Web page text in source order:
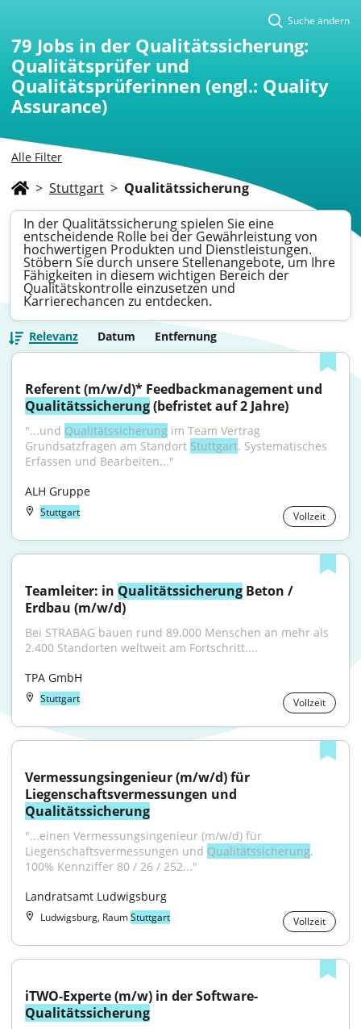
Alle Filter
Suche ändern
79 Jobs in der Qualitätssicherung:
Qualitätsprüfer und
Qualitätsprüferinnen (engl.: Quality
Assurance)
> Stuttgart > Qualitätssicherung
In der Qualitätssicherung spielen Sie eine
entscheidende Rolle bei der Gewährleistung von
hochwertigen Produkten und Dienstleistungen.
Stöbern Sie durch unsere Stellenangebote, um Ihre
Fähigkeiten in diesem wichtigen Bereich der
Qualitätskontrolle einzusetzen und
Karrierechancen zu entdecken.
Relevanz Datum Entfernung
Qualitätssicherung (befristet auf 2 Jahre)
"...und Qualitätssicherung im Team Vertrag
Grundsatzfragen am Standort Stuttgart. Systematisches
Erfassen und Bearbeiten..."
ALH Gruppe
Stuttgart Vollzeit
Teamleiter: in Qualitätssicherung Beton /
Erdbau (m/w/d)
Bei STRABAG bauen rund 89.000 Menschen an mehr als
2.400 Standorten weltweit am Fortschritt....
TPA GmbH
Stuttgart Vollzeit
Vermessungsingenieur (m/w/d) für
Qualitätssicherung
"...einen Vermessungsingenieur (m/w/d) für
Liegenschaftsvermessungen und Qualitätssicherung,
100% Kennziffer 80 / 26 / 252..."
Landratsamt Ludwigsburg
Ludwigsburg, RaumStuttgart Vollzeit
iTWO-Experte (m/w) in der Software-
Qualitätssicherung